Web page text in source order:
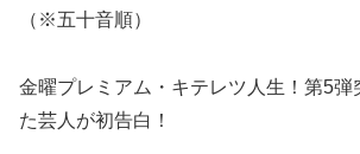
（※五十音順）
金曜プレミアム・キテレツ人生！第5弾
た芸人が初告白！